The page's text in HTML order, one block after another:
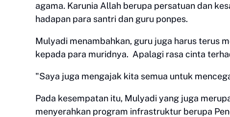
agama. Karunia Allah berupa persatuan dan
hadapan para santri dan guru ponpes.
Mulyadi menambahkan, guru juga harus terus
kepada para muridnya. Apalagi rasa cinta
"Saya juga mengajak kita semua untuk
Pada kesempatan itu, Mulyadi yang juga
menyerahkan program infrastruktur berupa